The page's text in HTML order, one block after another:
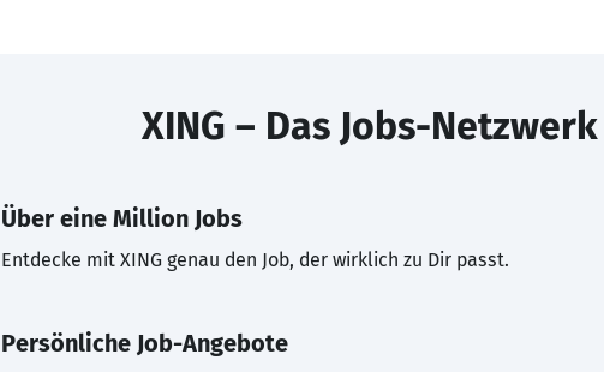
XING – Das Jobs-Netzwerk
Über eine Million Jobs
Entdecke mit XING genau den Job, der wirklich zu Dir passt.
Persönliche Job-Angebote